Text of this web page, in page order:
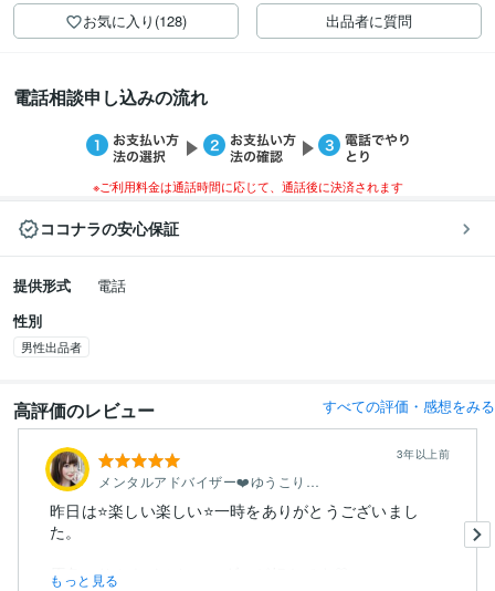
お気に入り(128) 出品者に質問
電話相談申し込みの流れ
※ご利用料金は通話時間に応じて、通話後に決済されます
ココナラの安心保証
提供形式
電話
性別
男性出品者
高評価のレビュー すべての評価・感想をみる
メンタルアドバイザー❤️ゆうこりん。
3年以上前
昨日は⭐️楽しい楽しい⭐️一時をありがとうございまし
た。
原色のサムネイルとヘッダーが好きです♡♬
もっと見る